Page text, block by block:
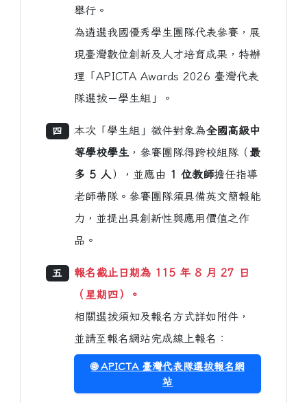
舉行。
為遴選我國優秀學生團隊代表參賽，展
現臺灣數位創新及人才培育成果，特辦
理「APICTA Awards 2026 臺灣代表
隊選拔－學生組」。
四 本次「學生組」徵件對象為全國高級中
等學校學生 ，參賽團隊得跨校組隊（ 最
多 5 人 ），並應由 1 位教師擔任指導
老師帶隊。參賽團隊須具備英文簡報能
力，並提出具創新性與應用價值之作
品。
五
報名截止日期為 115 年 8 月 27 日
（星期四）。
相關選拔須知及報名方式詳如附件，
並請至報名網站完成線上報名：
🌐 APICTA 臺灣代表隊選拔報名網
站